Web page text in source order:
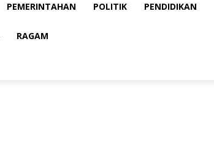
PEMERINTAHAN POLITIK PENDIDIKAN
RAGAM